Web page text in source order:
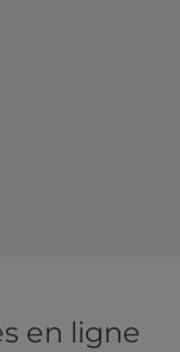
en ligne